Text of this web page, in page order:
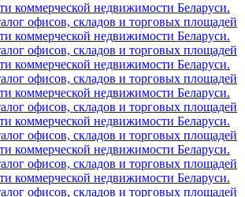
коммерческой недвижимости Беларуси.
офисов, складов и торговых площадей
коммерческой недвижимости Беларуси.
офисов, складов и торговых площадей
коммерческой недвижимости Беларуси.
офисов, складов и торговых площадей
коммерческой недвижимости Беларуси.
офисов, складов и торговых площадей
коммерческой недвижимости Беларуси.
офисов, складов и торговых площадей
коммерческой недвижимости Беларуси.
офисов, складов и торговых площадей
коммерческой недвижимости Беларуси.
офисов, складов и торговых площадей